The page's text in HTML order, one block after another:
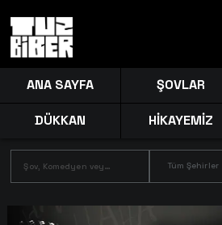
ANA SAYFA ŞOVLAR
DÜKKAN HİKAYEMİZ
Tüm Şehirler